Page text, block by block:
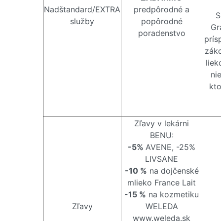
Nadštandard/EXTRA
služby
predpôrodné a
popôrodné
poradenstvo
Zľavy
Zľavy v lekárni
BENU:
-5% AVENE, -25%
LIVSANE
-10 % na dojčenské
mlieko France Lait
-15 % na kozmetiku
WELEDA
www.weleda.sk